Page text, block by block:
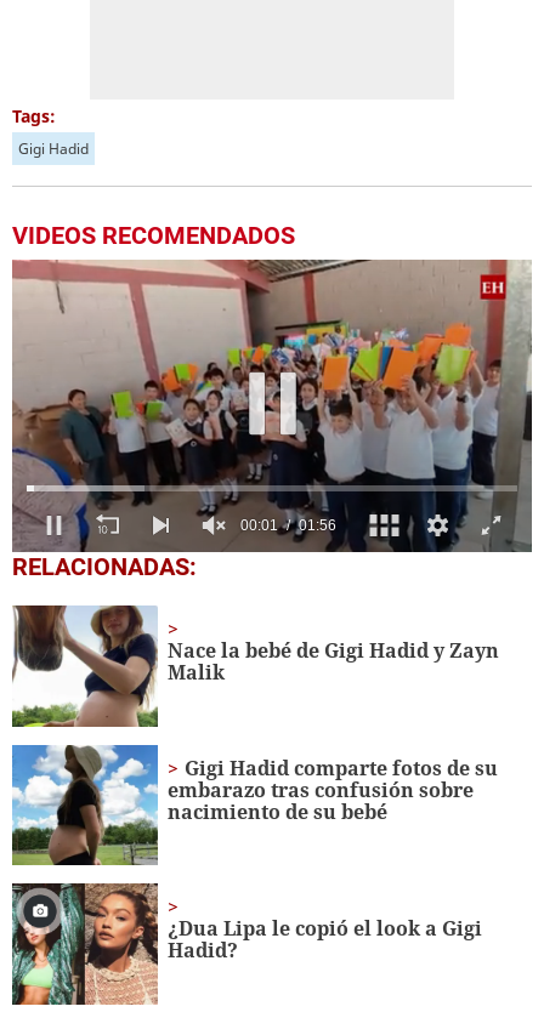
Tags:
Gigi Hadid
VIDEOS RECOMENDADOS
0
seconds
1
minute,
56
seconds
RELACIONADAS:
Nace la bebé de Gigi Hadid y Zayn
Malik
Gigi Hadid comparte fotos de su
embarazo tras confusión sobre
nacimiento de su bebé
¿Dua Lipa le copió el look a Gigi
Hadid?